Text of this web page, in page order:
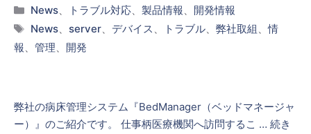
カ
テ
リ
News、 トラブル対応、 製品情報、 開発情報
タ
グ
News、 server、 デバイス 、 トラブル、 弊社取組 、情
報、 管理、 開発
弊社の病床管理システム『BedManager（ベッドマネージャ
ー）』のご紹介です。 仕事柄医療機関へ訪問するこ … 続き